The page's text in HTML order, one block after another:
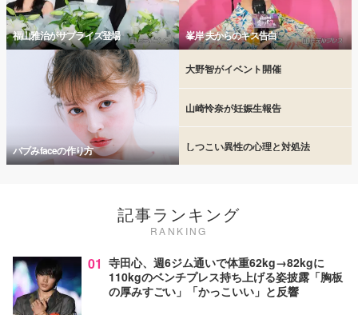
福山雅治がサプライズ登場 峯岸 夫からのキス告白
バブみfaceの作り方
大野智がイベント開催
山崎怜奈が妊娠生報告
しつこい異性の心理と対処法
記事ランキング
RANKING
01 寺田心、週6ジム通いで体重62kg→82kgに
110kgのベンチプレス持ち上げる姿披露「胸板
の厚みすごい」「かっこいい」と反響